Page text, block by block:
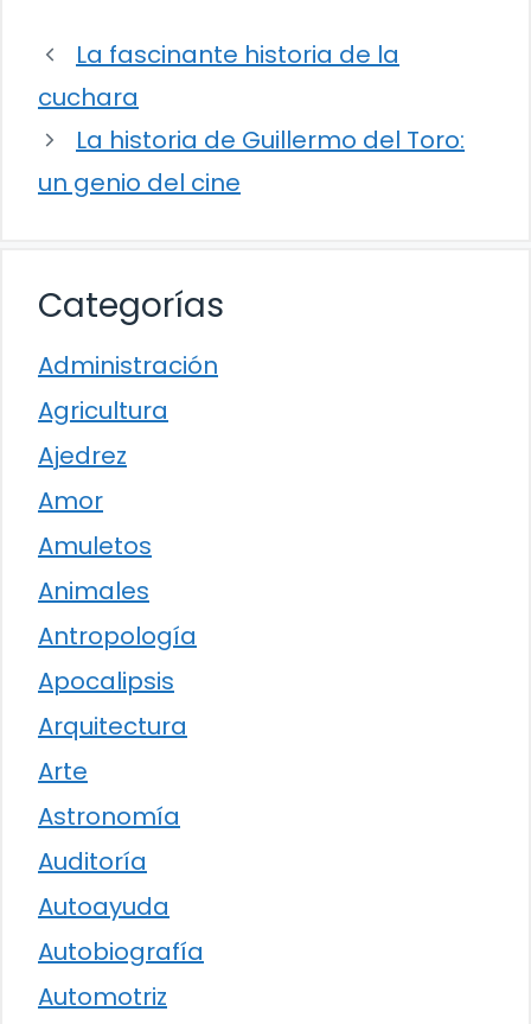
La fascinante historia de la
cuchara
La historia de Guillermo del Toro:
un genio del cine
Categorías
Administración
Agricultura
Ajedrez
Amor
Amuletos
Animales
Antropología
Apocalipsis
Arquitectura
Arte
Astronomía
Auditoría
Autoayuda
Autobiografía
Automotriz